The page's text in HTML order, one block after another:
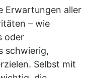
Erwartungen aller
– wie
oder
schwierig,
Selbst mit